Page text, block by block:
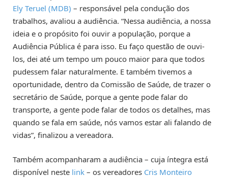
Ely Teruel (MDB) – responsável pela condução dos
trabalhos, avaliou a audiência. “Nessa audiência, a nossa
ideia e o propósito foi ouvir a população, porque a
Audiência Pública é para isso. Eu faço questão de ouvi-
los, dei até um tempo um pouco maior para que todos
pudessem falar naturalmente. E também tivemos a
oportunidade, dentro da Comissão de Saúde, de trazer o
secretário de Saúde, porque a gente pode falar do
transporte, a gente pode falar de todos os detalhes, mas
quando se fala em saúde, nós vamos estar ali falando de
vidas”, finalizou a vereadora.
Também acompanharam a audiência – cuja íntegra está
disponível neste link – os vereadores Cris Monteiro